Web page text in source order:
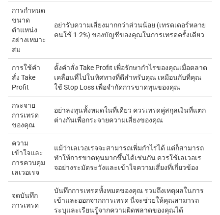
การกำหนด
ขนาด
ตำแหน่ง
อย่างเหมาะ
สม
อย่ารับความเสี่ยงมากกว่าส่วนน้อย (เทรดเดอร์หลาย
คนใช้ 1-2%) ของบัญชีของคุณในการเทรดครั้งเดียว
การใช้คำ
สั่ง Take
Profit
ตั้งคำสั่ง Take Profit เพื่อรักษากำไรของคุณเมื่อตลาด
เคลื่อนที่ไปในทิศทางที่ดีสำหรับคุณ เหมือนกับที่คุณ
ใช้ Stop Loss เพื่อจำกัดการขาดทุนของคุณ
กระจาย
การเทรด
ของคุณ
อย่าลงทุนทั้งหมดในที่เดียว ควรเทรดคู่สกุลเงินที่แตก
ต่างกันเพื่อกระจายความเสี่ยงของคุณ
ความ
เข้าใจและ
การควบคุม
เลเวอเรจ
แม้ว่าเลเวอเรจจะสามารถเพิ่มกำไรได้ แต่ก็สามารถ
ทำให้การขาดทุนมากขึ้นได้เช่นกัน ควรใช้เลเวอเร
จอย่างระมัดระวังและเข้าใจความเสี่ยงที่เกี่ยวข้อง
จดบันทึก
การเทรด
บันทึกการเทรดทั้งหมดของคุณ รวมถึงเหตุผลในการ
เข้าและออกจากการเทรด นี่จะช่วยให้คุณสามารถ
ระบุและเรียนรู้จากความผิดพลาดของคุณได้